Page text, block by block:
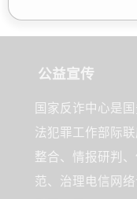
公益宣传
国家反诈中心是
法犯罪工作部际
整合、情报研判
范、治理电信网